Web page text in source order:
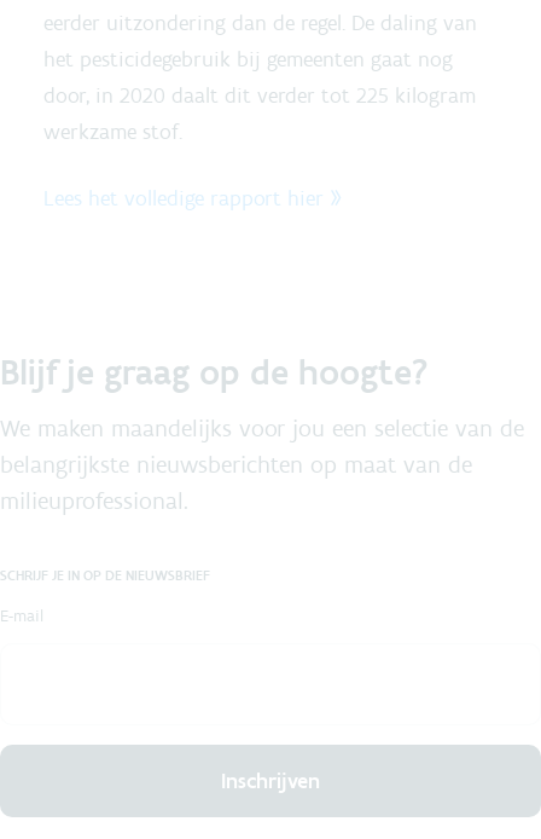
eerder uitzondering dan de regel. De daling van
het pesticidegebruik bij gemeenten gaat nog
door, in 2020 daalt dit verder tot 225 kilogram
werkzame stof.
Lees het volledige rapport hier »
Blijf je graag op de hoogte?
We maken maandelijks voor jou een selectie van de
belangrijkste nieuwsberichten op maat van de
milieuprofessional.
SCHRIJF JE IN OP DE NIEUWSBRIEF
E-mail
Inschrijven